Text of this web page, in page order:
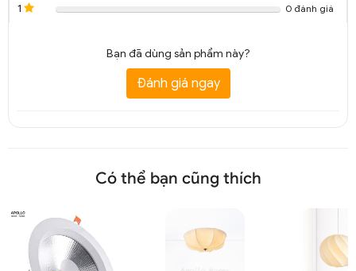
1 0 đánh giá
Bạn đã dùng sản phẩm này?
Đánh giá ngay
Có thể bạn cũng thích